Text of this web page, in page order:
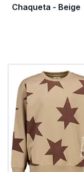
Chaqueta - Beige